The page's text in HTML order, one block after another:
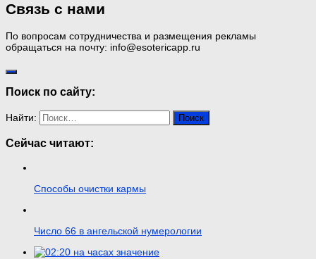
Связь с нами
По вопросам сотрудничества и размещения рекламы
обращаться на почту: info@esotericapp.ru
Поиск по сайту:
Найти:
Сейчас читают:
Способы очистки кармы
Число 66 в ангельской нумерологии